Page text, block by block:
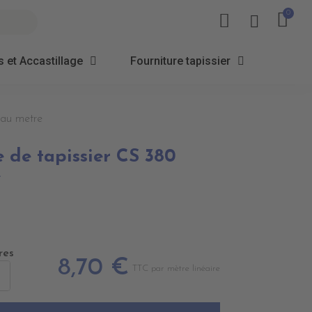
et Accastillage Fourniture tapissier
metre
tapissier CS 380
8,70 € TTC par mètre linéaire